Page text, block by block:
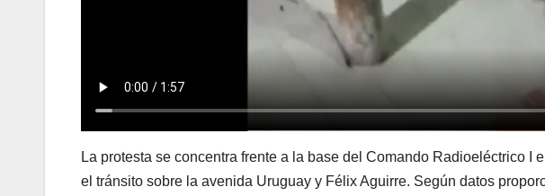
La protesta se concentra frente a la base del Comando Radioeléctrico I
el tránsito sobre la avenida Uruguay y Félix Aguirre. Según datos